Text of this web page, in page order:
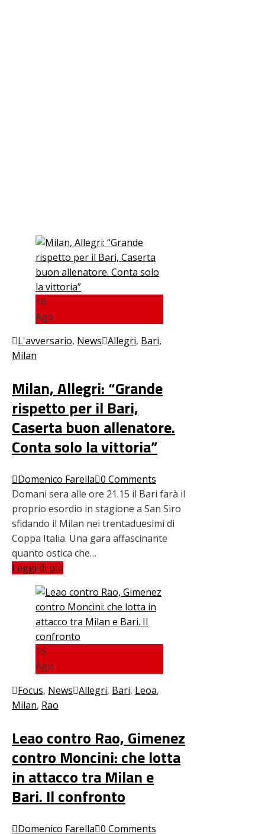
16
Ago
L'avversario, News Allegri, Bari,
Milan
Milan, Allegri: “Grande
rispetto per il Bari,
Caserta buon allenatore.
Conta solo la vittoria”
Domenico Farella 0 Comments
Domani sera alle ore 21.15 il Bari farà il
proprio esordio in stagione a San Siro
sfidando il Milan nei trentaduesimi di
Coppa Italia. Una gara affascinante
quanto ostica che…
Leggi di più
15
Ago
Focus, News Allegri, Bari, Leoa,
Milan, Rao
Leao contro Rao, Gimenez
contro Moncini: che lotta
in attacco tra Milan e
Bari. Il confronto
Domenico Farella 0 Comments